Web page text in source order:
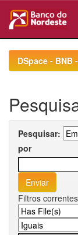
navigationDSpace -
Pesquisar:
por
Filtros